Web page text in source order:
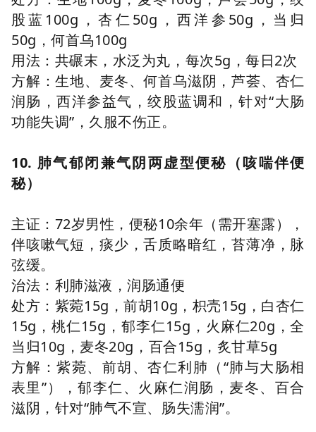
股蓝100g，杏仁50g，西洋参50g，当归
50g，何首乌100g
用法：共碾末，水泛为丸，每次5g，每日2次
方解：生地、麦冬、何首乌滋阴，芦荟、杏仁
润肠，西洋参益气，绞股蓝调和，针对“大肠
功能失调”，久服不伤正。
10. 肺气郁闭兼气阴两虚型便秘（咳喘伴便
秘）
主证：72岁男性，便秘10余年（需开塞露），
伴咳嗽气短，痰少，舌质略暗红，苔薄净，脉
弦缓。
治法：利肺滋液，润肠通便
处方：紫菀15g，前胡10g，枳壳15g，白杏仁
15g，桃仁15g，郁李仁15g，火麻仁20g，全
当归10g，麦冬20g，百合15g，炙甘草5g
方解：紫菀、前胡、杏仁利肺（“肺与大肠相
表里”），郁李仁、火麻仁润肠，麦冬、百合
滋阴，针对“肺气不宣、肠失濡润”。